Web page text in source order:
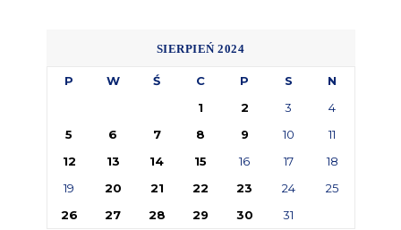
SIERPIEŃ 2024
P W Ś C P S
N
1
2 3
4
5
6 7 8 9 10
11
12
13 14 15 16 17
18
19
20 21 22 23 24
25
26
27 28 29 30
31